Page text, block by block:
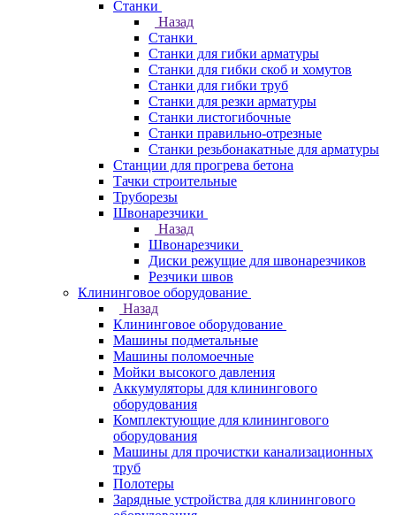
Станки
Назад
Станки
Станки для гибки арматуры
Станки для гибки скоб и хомутов
Станки для гибки труб
Станки для резки арматуры
Станки листогибочные
Станки правильно-отрезные
Станки резьбонакатные для арматуры
Станции для прогрева бетона
Тачки строительные
Труборезы
Швонарезчики
Назад
Швонарезчики
Диски режущие для швонарезчиков
Резчики швов
Клининговое оборудование
Назад
Клининговое оборудование
Машины подметальные
Машины поломоечные
Мойки высокого давления
Аккумуляторы для клинингового
оборудования
Комплектующие для клинингового
оборудования
Машины для прочистки канализационных
труб
Полотеры
Зарядные устройства для клинингового